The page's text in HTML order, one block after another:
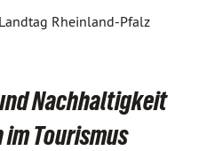
Rheinland-Pfalz
Nachhaltigkeit
Tourismus